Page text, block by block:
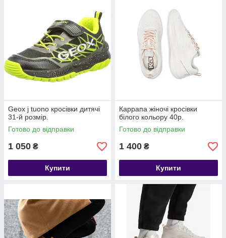
Geox j tuono кросівки дитячі
31-й розмір.
Готово до відправки
1 050 ₴
Купити
Карpaпa жіночі кросівки
білого кольору 40р.
Готово до відправки
1 400 ₴
Купити